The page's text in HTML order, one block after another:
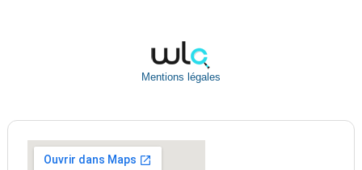
Mentions légales